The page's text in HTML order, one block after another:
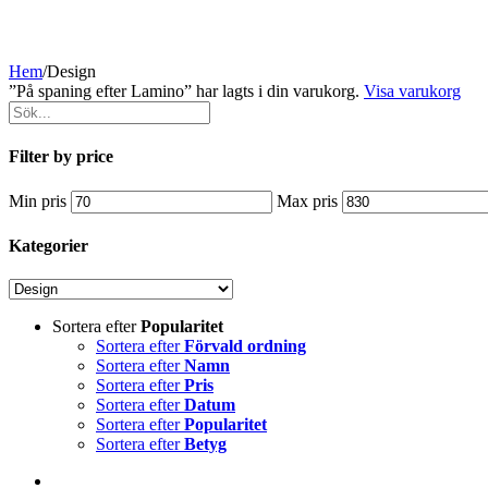
Hem/Design
”På spaning efter Lamino” har lagts i din varukorg. Visa varukorg
Filter by price
Min pris Max pris
Kategorier
Sortera efterPopularitet
Sortera efterFörvald ordning
Sortera efterNamn
Sortera efterPris
Sortera efterDatum
Sortera efterPopularitet
Sortera efterBetyg